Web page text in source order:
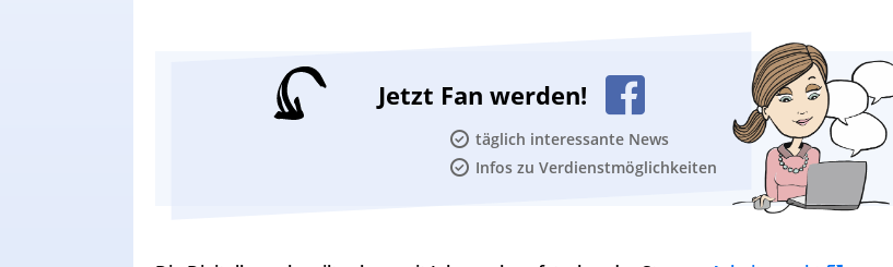
Jetzt Fan werden!
täglich interessante News
Infos zu Verdienstmöglichkeiten